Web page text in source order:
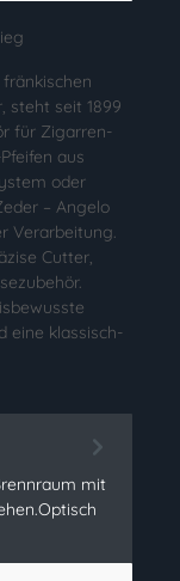
steht seit 1899
für Zigarren-
aus
oder
– Angelo
Verarbeitung.
Cutter,
eine klassisch-
mit